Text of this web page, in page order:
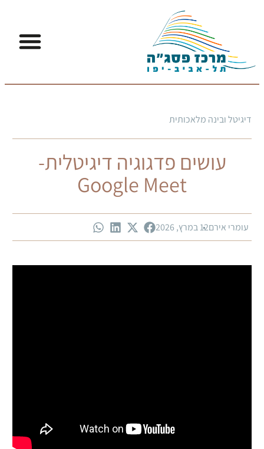
דיגיטל ובינה מלאכותית
עושים פדגוגיה דיגיטלית-
Google Meet
עומרי אירם12 במרץ, 2026